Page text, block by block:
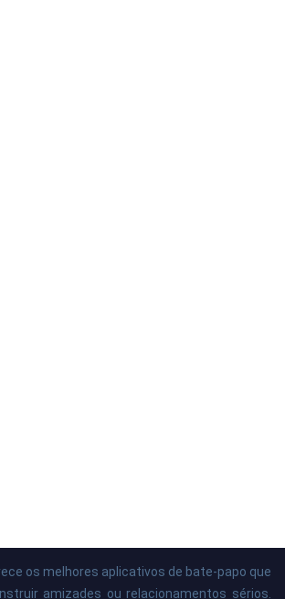
os melhores aplicativos de bate-papo que
amizades ou relacionamentos sérios.